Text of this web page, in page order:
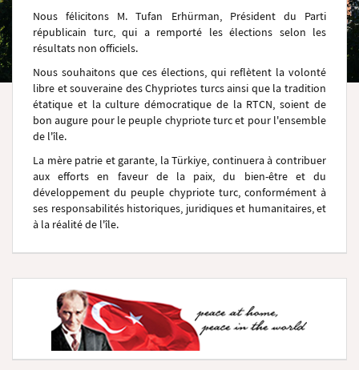
Nous félicitons M. Tufan Erhürman, Président du Parti
républicain turc, qui a remporté les élections selon les
résultats non officiels.
Nous souhaitons que ces élections, qui reflètent la volonté
libre et souveraine des Chypriotes turcs ainsi que la tradition
étatique et la culture démocratique de la RTCN, soient de
bon augure pour le peuple chypriote turc et pour l'ensemble
de l'île.
La mère patrie et garante, la Türkiye, continuera à contribuer
aux efforts en faveur de la paix, du bien-être et du
développement du peuple chypriote turc, conformément à
ses responsabilités historiques, juridiques et humanitaires, et
à la réalité de l'île.